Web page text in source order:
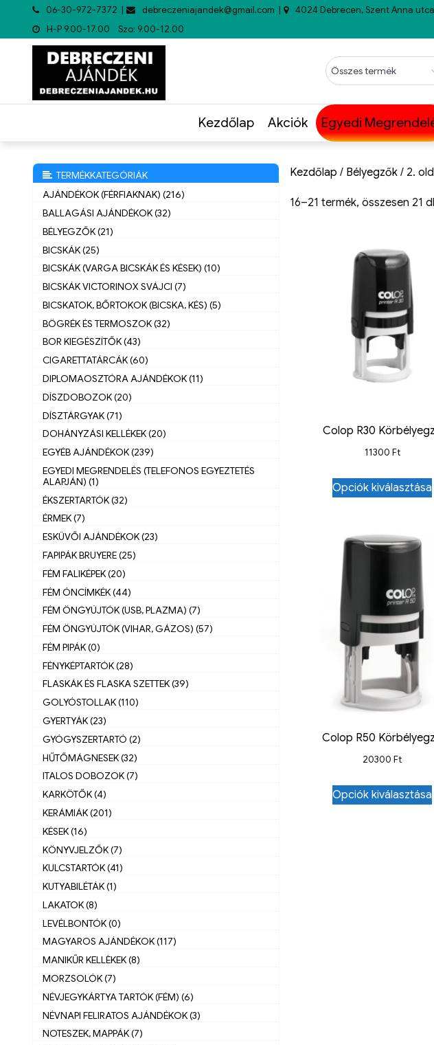
06-30-972-7372 debreczeniajandek@gmail.com
4024 Debrecen, Szent Anna
H-P 9.00-17.00 Szo: 9.00-12.00
Kezdőlap Akciók Egyedi
Kezdőlap / Bélyegzők / 2.
16–21 termék, összesen 21
Colop R30
11300 Ft
Opciók kiválasztása
Colop R50
20300Ft
Opciók kiválasztása
TERMÉKKATEGÓRIÁK
AJÁNDÉKOK (FÉRFIAKNAK) (216)
BALLAGÁSI AJÁNDÉKOK (32)
BÉLYEGZŐK (21)
BICSKÁK (25)
BICSKÁK (VARGA BICSKÁK ÉS KÉSEK) (10)
BICSKÁK VICTORINOX SVÁJCI (7)
BICSKATOK, BŐRTOKOK (BICSKA, KÉS) (5)
BÖGRÉK ÉS TERMOSZOK (32)
BOR KIEGÉSZÍTŐK (43)
CIGARETTATÁRCÁK (60)
DIPLOMAOSZTÓRA AJÁNDÉKOK (11)
DÍSZDOBOZOK (20)
DÍSZTÁRGYAK (71)
DOHÁNYZÁSI KELLÉKEK (20)
EGYÉB AJÁNDÉKOK (239)
EGYEDI MEGRENDELÉS (TELEFONOS EGYEZTETÉS
ALAPJÁN) (1)
ÉKSZERTARTÓK (32)
ÉRMEK (7)
ESKÜVŐI AJÁNDÉKOK (23)
FAPIPÁK BRUYERE (25)
FÉM FALIKÉPEK (20)
FÉM ÓNCÍMKÉK (44)
FÉM ÖNGYÚJTÓK (USB, PLAZMA) (7)
FÉM ÖNGYÚJTÓK (VIHAR, GÁZOS) (57)
FÉM PIPÁK (0)
FÉNYKÉPTARTÓK (28)
FLASKÁK ÉS FLASKA SZETTEK (39)
GOLYÓSTOLLAK (110)
GYERTYÁK (23)
GYÓGYSZERTARTÓ (2)
HŰTŐMÁGNESEK (32)
ITALOS DOBOZOK (7)
KARKÖTŐK (4)
KERÁMIÁK (201)
KÉSEK (16)
KÖNYVJELZŐK (7)
KULCSTARTÓK (41)
KUTYABILÉTÁK (1)
LAKATOK (8)
LEVÉLBONTÓK (0)
MAGYAROS AJÁNDÉKOK (117)
MANIKŰR KELLÈKEK (8)
MORZSOLÓK (7)
NÉVJEGYKÁRTYA TARTÓK (FÉM) (6)
NÉVNAPI FELIRATOS AJÁNDÉKOK (3)
NOTESZEK, MAPPÁK (7)